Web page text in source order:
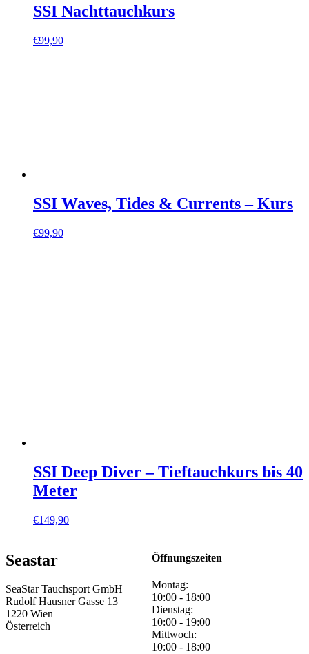
SSI Nachttauchkurs
€99,90
SSI Waves, Tides & Currents – Kurs
€99,90
SSI Deep Diver – Tieftauchkurs bis 40
Meter
€149,90
Seastar
SeaStar Tauchsport GmbH
Rudolf Hausner Gasse 13
1220 Wien
Österreich
Öffnungszeiten
Montag:
10:00 - 18:00
Dienstag:
10:00 - 19:00
Mittwoch:
10:00 - 18:00